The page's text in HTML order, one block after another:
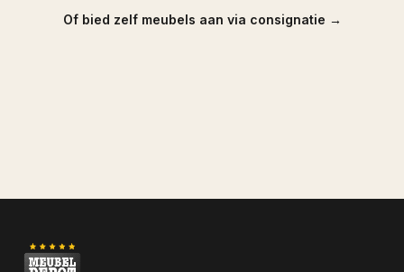
Of bied zelf meubels aan via consignatie →